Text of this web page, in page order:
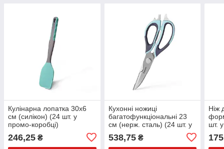
Кулінарна лопатка 30х6
см (силікон) (24 шт. у
промо-коробці)
246,25 ₴
Кухонні ножиці
багатофункціональні 23
см (нерж. сталь) (24 шт. у
538,75₴
Ніж
шт.
175